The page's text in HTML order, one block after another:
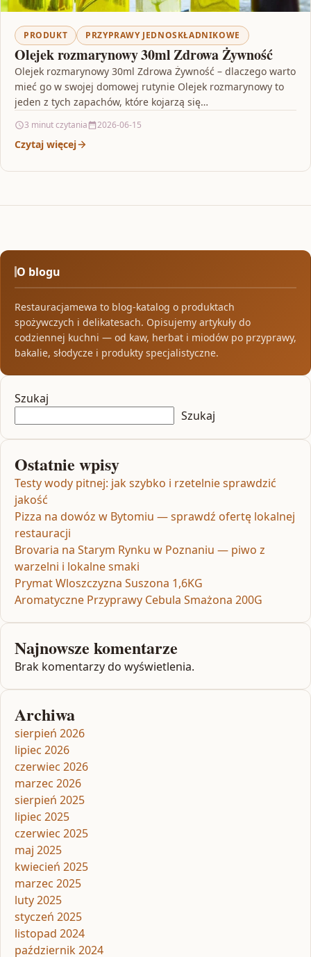
PRODUKT PRZYPRAWY JEDNOSKŁADNIKOWE
Olejek rozmarynowy 30ml Zdrowa Żywność
Olejek rozmarynowy 30ml Zdrowa Żywność – dlaczego warto
mieć go w swojej domowej rutynie Olejek rozmarynowy to
jeden z tych zapachów, które kojarzą się…
3 minut czytania 2026-06-15
Czytaj więcej
O blogu
Restauracjamewa to blog-katalog o produktach
spożywczych i delikatesach. Opisujemy artykuły do
codziennej kuchni — od kaw, herbat i miodów po przyprawy,
bakalie, słodycze i produkty specjalistyczne.
Szukaj
Szukaj
Ostatnie wpisy
Testy wody pitnej: jak szybko i rzetelnie sprawdzić
jakość
Pizza na dowóz w Bytomiu — sprawdź ofertę lokalnej
restauracji
Brovaria na Starym Rynku w Poznaniu — piwo z
warzelni i lokalne smaki
Prymat Wloszczyzna Suszona 1,6KG
Aromatyczne Przyprawy Cebula Smażona 200G
Najnowsze komentarze
Brak komentarzy do wyświetlenia.
Archiwa
sierpień 2026
lipiec 2026
czerwiec 2026
marzec 2026
sierpień 2025
lipiec 2025
czerwiec 2025
maj 2025
kwiecień 2025
marzec 2025
luty 2025
styczeń 2025
listopad 2024
październik 2024